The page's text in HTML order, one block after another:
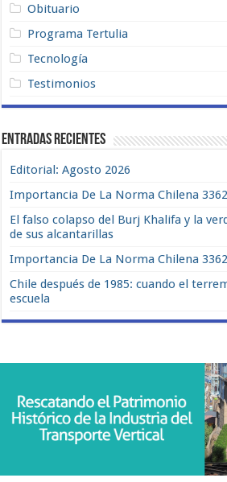
Obituario
Programa Tertulia
Tecnología
Testimonios
Entradas recientes
Editorial: Agosto 2026
Importancia De La Norma Chilena
El falso colapso del Burj Khalifa y la
de sus alcantarillas
Importancia De La Norma Chilena
Chile después de 1985: cuando el
escuela